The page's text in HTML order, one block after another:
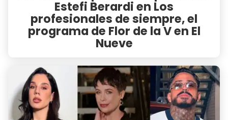
Estefi Berardi en Los
profesionales de siempre, el
programa de Flor de la V en El
Nueve